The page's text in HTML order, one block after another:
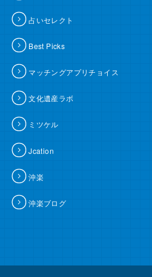
占いセレクト
Best Picks
マッチングアプリチョイス
文化遺産ラボ
ミツケル
Jcation
沖楽
沖楽ブログ